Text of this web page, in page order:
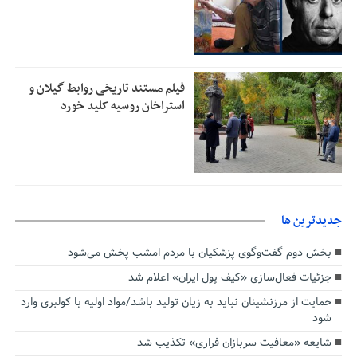
فیلم مستند تاریخی روابط گیلان و
استراخان روسیه کلید خورد
جديدترين ها
بخش دوم گفت‌وگوی پزشکیان با مردم امشب پخش می‌شود
جزئیات فعال‌سازی «کیف پول ایران» اعلام شد
حمایت از مرزنشینان نباید به زیان تولید باشد/مواد اولیه با کولبری وارد
شود
شایعه «معافیت سربازان فراری» تکذیب شد